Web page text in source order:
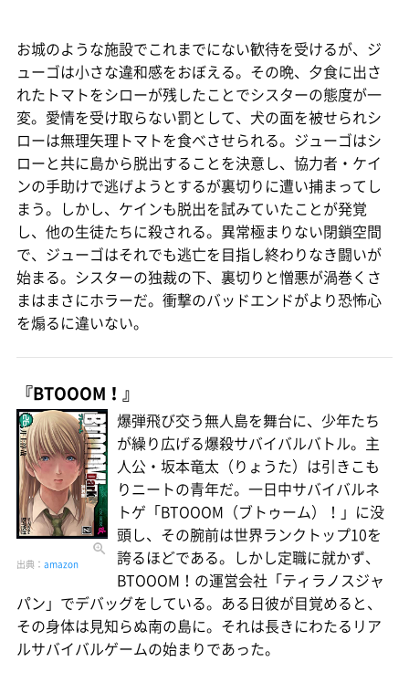
お城のような施設でこれまでにない歓待を受けるが、ジ
ューゴは小さな違和感をおぼえる。その晩、夕食に出さ
れたトマトをシローが残したことでシスターの態度が一
変。愛情を受け取らない罰として、犬の面を被せられシ
ローは無理矢理トマトを食べさせられる。ジューゴはシ
ローと共に島から脱出することを決意し、協力者・ケイ
ンの手助けで逃げようとするが裏切りに遭い捕まってし
まう。しかし、ケインも脱出を試みていたことが発覚
し、他の生徒たちに殺される。異常極まりない閉鎖空間
で、ジューゴはそれでも逃亡を目指し終わりなき闘いが
始まる。シスターの独裁の下、裏切りと憎悪が渦巻くさ
まはまさにホラーだ。衝撃のバッドエンドがより恐怖心
を煽るに違いない。
『BTOOOM！』
出典： amazon
爆弾飛び交う無人島を舞台に、少年たち
が繰り広げる爆殺サバイバルバトル。主
人公・坂本竜太（りょうた）は引きこも
りニートの青年だ。一日中サバイバルネ
トゲ「BTOOOM（ブトゥーム）！」に没
頭し、その腕前は世界ランクトップ10を
誇るほどである。しかし定職に就かず、
BTOOOM！の運営会社「ティラノスジャ
パン」でデバッグをしている。ある日彼が目覚めると、
その身体は見知らぬ南の島に。それは長きにわたるリア
ルサバイバルゲームの始まりであった。